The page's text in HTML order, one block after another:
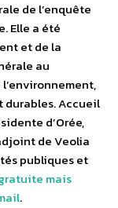
de l’enquête
Elle a été
et de la
au
durables. Accueil
d’Orée,
de Veolia
publiques et
mais
.